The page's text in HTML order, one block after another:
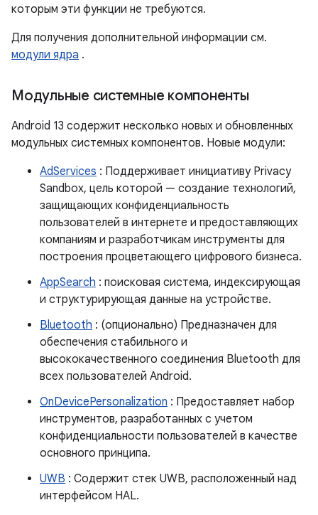
которым эти функции не требуются.
Для получения дополнительной информации см.
модули ядра .
Модульные системные компоненты
Android 13 содержит несколько новых и обновленных
модульных системных компонентов. Новые модули:
AdServices : Поддерживает инициативу Privacy
Sandbox, цель которой — создание технологий,
защищающих конфиденциальность
пользователей в интернете и предоставляющих
компаниям и разработчикам инструменты для
построения процветающего цифрового бизнеса.
AppSearch : поисковая система, индексирующая
и структурирующая данные на устройстве.
Bluetooth : (опционально) Предназначен для
обеспечения стабильного и
высококачественного соединения Bluetooth для
всех пользователей Android.
OnDevicePersonalization : Предоставляет набор
инструментов, разработанных с учетом
конфиденциальности пользователей в качестве
основного принципа.
UWB : Содержит стек UWB, расположенный над
интерфейсом HAL.